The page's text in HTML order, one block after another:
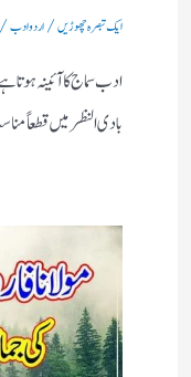
ایک تبصرہ چھوڑیں/اردو ادب/
ادب سماج کا آئینہ ہوتا
بادی النظر میں قطعاً